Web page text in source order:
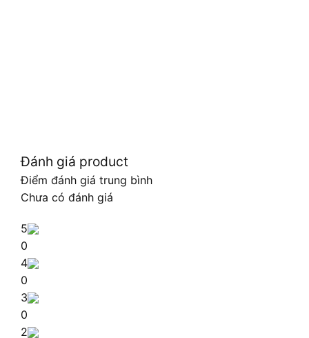
Đánh giá product
Điểm đánh giá trung bình
Chưa có đánh giá
5
0
4
0
3
0
2